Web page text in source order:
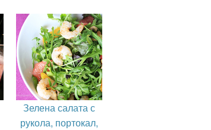
Зелена салата с
рукола, портокал,